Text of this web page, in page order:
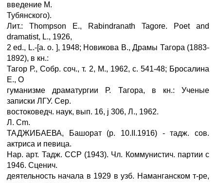
введение М.
Тубянского).
Лит.: Thompson E., Rabindranath Tagore. Poet and
dramatist, L., 1926,
2 ed., L.-[a. о. ], 1948; Новикова В., Драмы Тагора (1883-
1892), в кн.:
Тагор Р., Собр. соч., т. 2, М., 1962, с. 541-48; Бросалина
E., О
гуманизме драматургии Р. Тагора, в кн.: Ученые
записки ЛГУ. Сер.
востоковедч. наук, вып. 16, ј 306, Л., 1962.
Л. Cm.
ТАДЖИБАЕВА, Башорат (р. 10.II.1916) - тадж. сов.
актриса и певица.
Нар. арт. Тадж. ССР (1943). Чл. Коммунистич. партии с
1946. Сценич.
деятельность начала в 1929 в узб. Наманганском т-ре,